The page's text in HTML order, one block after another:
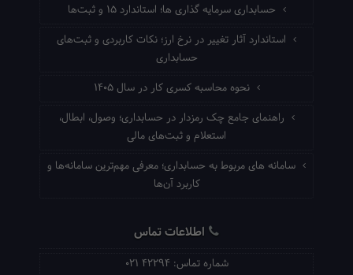
حسابداری سرمایه گذاری ها؛ استاندارد ۱۵ و ثبت‌ها
استاندارد آثار تغییر در نرخ ارز؛ نکات کاربردی و ثبت‌های
حسابداری
نحوه محاسبه کسری کار در سال ۱۴۰۵
راهنمای جامع چک رمزدار در حسابداری؛ وصول، ابطال،
استعلام و ثبت‌های مالی
سامانه های مربوط به حسابداری؛ معرفی مهم‌ترین سامانه‌ها و
کاربرد آن‌ها
اطلاعات تماس
شماره تماس: 021 42294